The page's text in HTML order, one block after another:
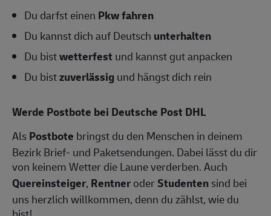
Du darfst einen Pkw fahren
Du kannst dich auf Deutsch unterhalten
Du bistwetterfest und kannst gut anpacken
Du bistzuverlässigund hängst dich rein
Werde Postbote bei Deutsche Post DHL
AlsPostbote bringst du den Menschen in deinem
Bezirk Brief- und Paketsendungen. Dabei lässt du dir
von keinem Wetter die Laune verderben. Auch
Quereinsteiger, RentneroderStudentensind bei
uns herzlich willkommen, denn du zählst, wie du